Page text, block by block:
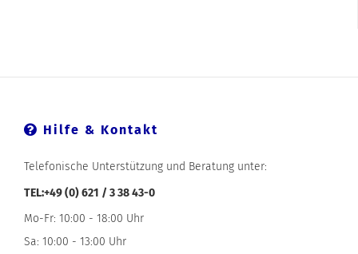
Hilfe & Kontakt
Telefonische Unterstützung und Beratung unter:
TEL:+49 (0) 621 / 3 38 43-0
Mo-Fr: 10:00 - 18:00 Uhr
Sa: 10:00 - 13:00 Uhr